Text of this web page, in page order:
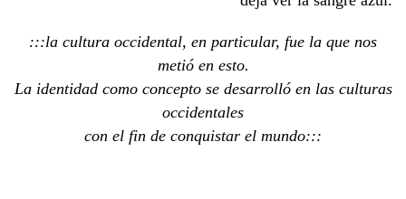
:::la cultura occidental, en particular, fue la que nos
metió en esto.
La identidad como concepto se desarrolló en las culturas
occidentales
con el fin de conquistar el mundo:::